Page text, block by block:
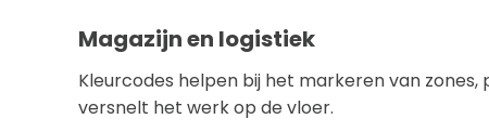
Magazijn en logistiek
Kleurcodes helpen bij het markeren van
versnelt het werk op de vloer.